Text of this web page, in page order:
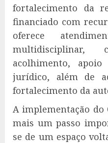
fortalecimento da
financiado com
oferece
acolhimento,
jurídico, além de
fortalecimento da
A implementação do
mais um passo
se de um espaço